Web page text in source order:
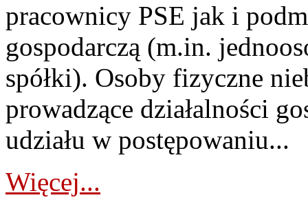
pracownicy PSE jak i
gospodarczą (m.in.
spółki). Osoby fizyczne
prowadzące działalności
udziału w postępowaniu...
Więcej...